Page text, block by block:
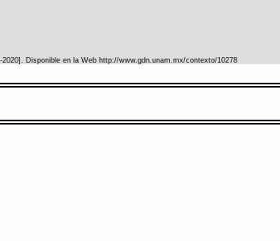
Disponible en la Web http://www.gdn.unam.mx/contexto/10278